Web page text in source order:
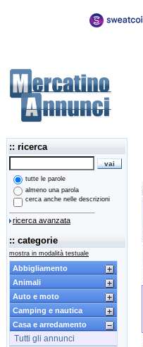
:: ricerca
tutte le parole
almeno una parola
cerca anche nelle descrizioni
ricerca avanzata
:: categorie
mostra in modalità testuale
Abbigliamento
Animali
Auto e moto
Camping e nautica
Casa e arredamento
Tutti gli annunci